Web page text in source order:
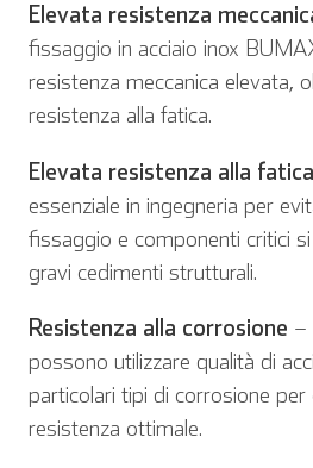
Elevata resistenza
fissaggio in acciaio inox
resistenza meccanica elevata,
resistenza alla fatica.
Elevata resistenza alla fatica
essenziale in ingegneria per
fissaggio e componenti critici
gravi cedimenti strutturali.
Resistenza alla corrosione –
possono utilizzare qualità di
particolari tipi di corrosione per
resistenza ottimale.